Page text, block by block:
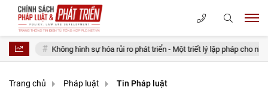
hình sự hóa rủi ro phát triển - Một triết lý lập pháp cho nhà nước kiến tạo
Trang chủ Pháp luật Tin Pháp luật